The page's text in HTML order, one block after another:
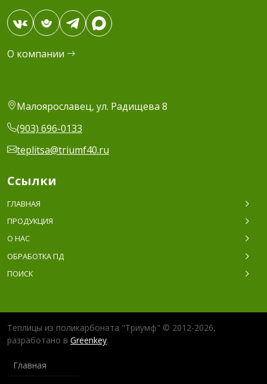
О компании
Малоярославец, ул. Радищева 8
(903) 696-0133
teplitsa@triumf40.ru
Ссылки
ГЛАВНАЯ
ПРОДУКЦИЯ
О НАС
ОБРАБОТКА ПД
ПОИСК
Теплицы из поликарбоната "Триумф" © 2012-2026,
разработано в Greenkey.
Главная